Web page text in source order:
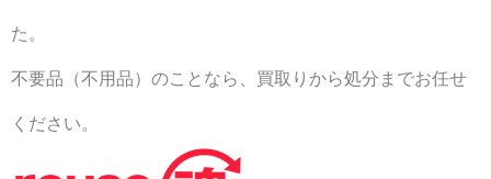
た。
不要品（不用品）のことなら、買取りから処分までお任せ
ください。